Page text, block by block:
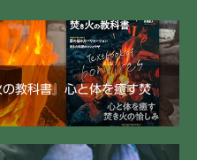
教科書』心と体を癒す焚